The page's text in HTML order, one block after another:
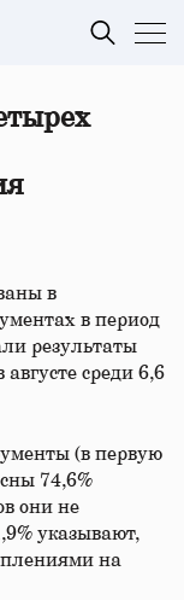
в
в период
результаты
среди 6,6
(в первую
74,6%
они не
указывают,
на